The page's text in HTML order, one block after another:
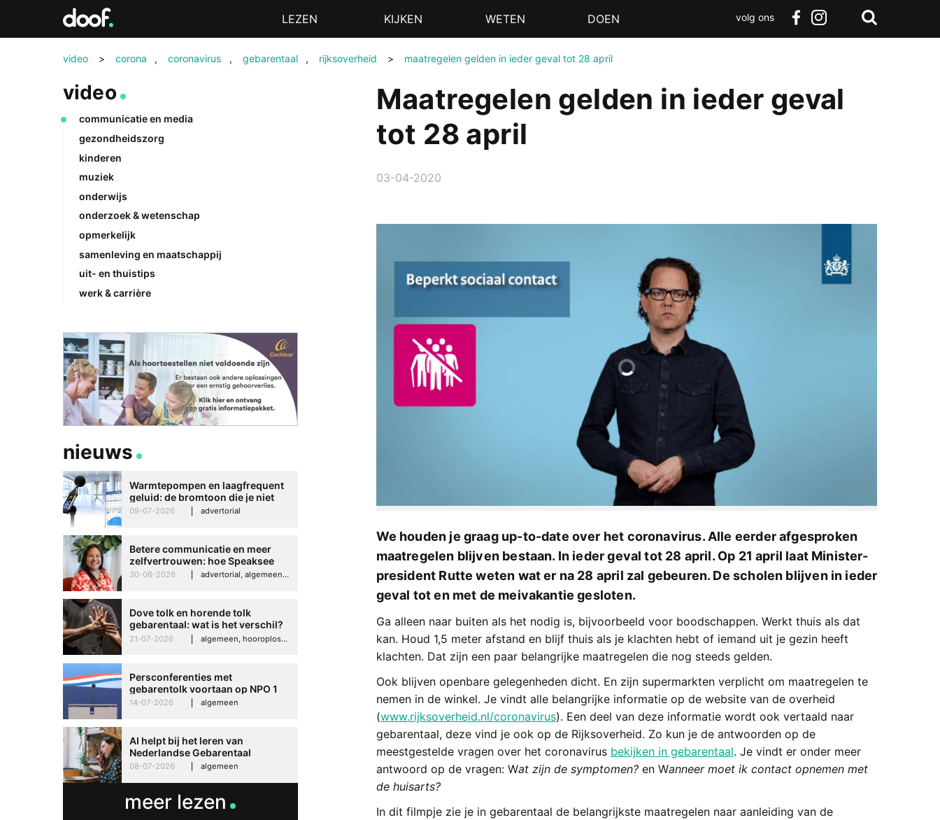
MenuLEZEN KIJKEN WETEN DOEN
volg ons
video > corona , coronavirus , gebarentaal , rijksoverheid > maatregelen gelden in ieder geval tot 28 april
Maatregelen gelden in ieder geval
tot 28 april
03-04-2020
We houden je graag up-to-date over het coronavirus. Alle eerder afgesproken
maatregelen blijven bestaan. In ieder geval tot 28 april. Op 21 april laat Minister-
president Rutte weten wat er na 28 april zal gebeuren. De scholen blijven in ieder
geval tot en met de meivakantie gesloten.
Ga alleen naar buiten als het nodig is, bijvoorbeeld voor boodschappen. Werkt thuis als dat
kan. Houd 1,5 meter afstand en blijf thuis als je klachten hebt of iemand uit je gezin heeft
klachten. Dat zijn een paar belangrijke maatregelen die nog steeds gelden.
Ook blijven openbare gelegenheden dicht. En zijn supermarkten verplicht om maatregelen te
nemen in de winkel. Je vindt alle belangrijke informatie op de website van de overheid
(www.rijksoverheid.nl/coronavirus). Een deel van deze informatie wordt ook vertaald naar
gebarentaal, deze vind je ook op de Rijksoverheid. Zo kun je de antwoorden op de
meestgestelde vragen over het coronavirus bekijken in gebarentaal. Je vindt er onder meer
antwoord op de vragen: Wat zijn de symptomen?en Wanneer moet ik contact opnemen met
de huisarts?
In dit filmpje zie je in gebarentaal de belangrijkste maatregelen naar aanleiding van de
video
communicatie en media
gezondheidszorg
kinderen
muziek
onderwijs
onderzoek & wetenschap
opmerkelijk
samenleving en maatschappij
uit- en thuistips
werk & carrière
nieuws
Warmtepompen en laagfrequent
geluid: de bromtoon die je niet
kunt negeren
09-07-2026 advertorial
Betere communicatie en meer
zelfvertrouwen: hoe Speaksee
Imelda helpt om te groeien in
30-06-2026 advertorial, algemeen, hooroplossingen, interview
Dove tolk en horende tolk
gebarentaal: wat is het verschil?
21-07-2026 algemeen, hooroplossingen, hoorproblemen, samenleving & maatschappij
Persconferenties met
gebarentolk voortaan op NPO 1
Extra
14-07-2026 algemeen
AI helpt bij het leren van
Nederlandse Gebarentaal
08-07-2026 algemeen
meer lezen
Doof.nl
Zoeken
Terug